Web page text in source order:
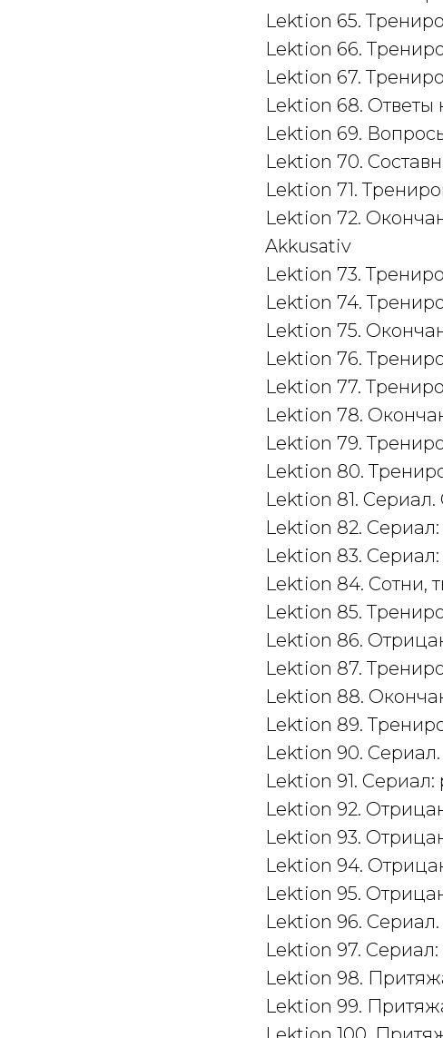
Lektion 65.
Lektion 66.
Lektion 67.
Lektion 68. Ответы
Lektion 69.
Lektion 70.
Lektion 71.
Lektion 72.
Akkusativ
Lektion 73.
Lektion 74.
Lektion 75.
Lektion 76.
Lektion 77.
Lektion 78.
Lektion 79.
Lektion 80.
Lektion 81. Сериал.
Lektion 82.
Lektion 83.
Lektion 84. Сотни,
Lektion 85.
Lektion 86.
Lektion 87.
Lektion 88.
Lektion 89.
Lektion 90. Сериал.
Lektion 91. Сериал:
Lektion 92.
Lektion 93.
Lektion 94.
Lektion 95.
Lektion 96. Сериал.
Lektion 97.
Lektion 98.
Lektion 99.